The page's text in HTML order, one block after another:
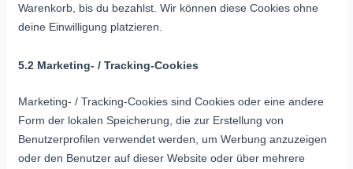
Warenkorb, bis du bezahlst. Wir können diese Cookies ohne
deine Einwilligung platzieren.
5.2 Marketing- / Tracking-Cookies
Marketing- / Tracking-Cookies sind Cookies oder eine andere
Form der lokalen Speicherung, die zur Erstellung von
Benutzerprofilen verwendet werden, um Werbung anzuzeigen
oder den Benutzer auf dieser Website oder über mehrere